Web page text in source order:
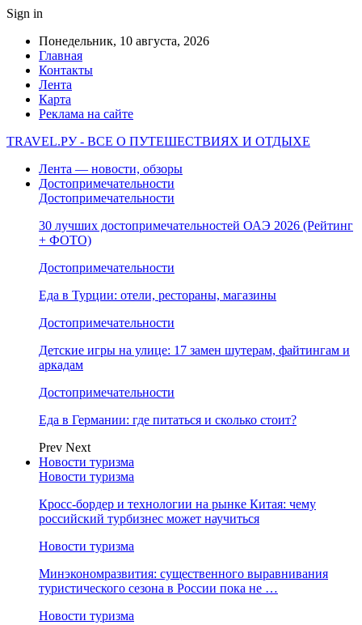
Sign in
Понедельник, 10 августа, 2026
Главная
Контакты
Лента
Карта
Реклама на сайте
TRAVEL.РУ - ВСЕ О ПУТЕШЕСТВИЯХ И ОТДЫХЕ
Лента — новости, обзоры
Достопримечательности
Достопримечательности
30 лучших достопримечательностей ОАЭ 2026 (Рейтинг
+ ФОТО)
Достопримечательности
Еда в Турции: отели, рестораны, магазины
Достопримечательности
Детские игры на улице: 17 замен шутерам, файтингам и
аркадам
Достопримечательности
Еда в Германии: где питаться и сколько стоит?
Prev Next
Новости туризма
Новости туризма
Кросс-бордер и технологии на рынке Китая: чему
российский турбизнес может научиться
Новости туризма
Минэкономразвития: существенного выравнивания
туристического сезона в России пока не …
Новости туризма